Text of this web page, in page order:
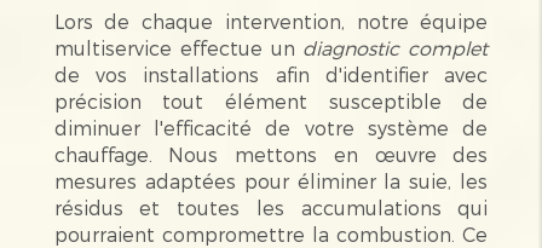
Lors de chaque intervention, notre équipe
multiservice effectue un diagnostic complet
de vos installations afin d'identifier avec
précision tout élément susceptible de
diminuer l'efficacité de votre système de
chauffage. Nous mettons en œuvre des
mesures adaptées pour éliminer la suie, les
résidus et toutes les accumulations qui
pourraient compromettre la combustion. Ce